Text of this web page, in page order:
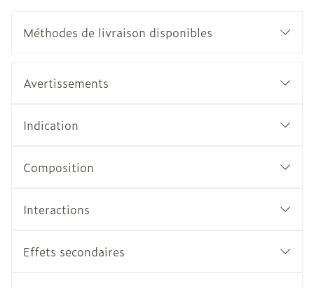
Méthodes de livraison disponibles
Avertissements
Indication
Composition
Interactions
Effets secondaires